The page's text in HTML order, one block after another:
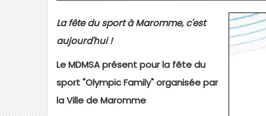
La fête du sport à Maromme, c'est
aujourd'hui !
Le MDMSA présent pour la fête du
sport "Olympic Family" organisée par
la Ville de Maromme